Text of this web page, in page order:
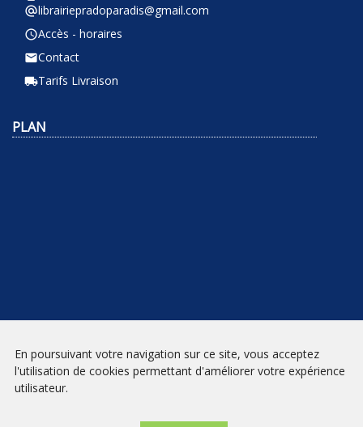
alternate_emaillibrairiepradoparadis@gmail.com
query_builderAccès - horaires
emailContact
local_shippingTarifs Livraison
PLAN
NEWSLETTER
En poursuivant votre navigation sur ce site, vous acceptez
l'utilisation de cookies permettant d'améliorer votre expérience
utilisateur.